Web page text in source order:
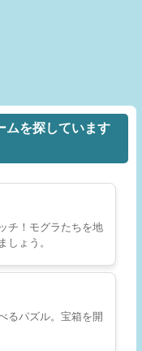
ムを探しています
チ！モグラたちを地
しょう。
るパズル。宝箱を開